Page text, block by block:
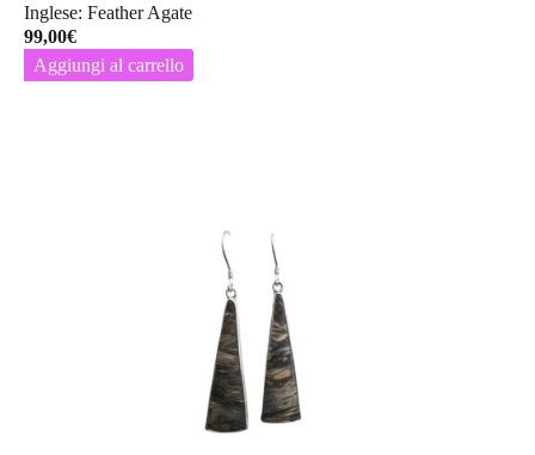
Inglese: Feather Agate
99,00€
Aggiungi al carrello